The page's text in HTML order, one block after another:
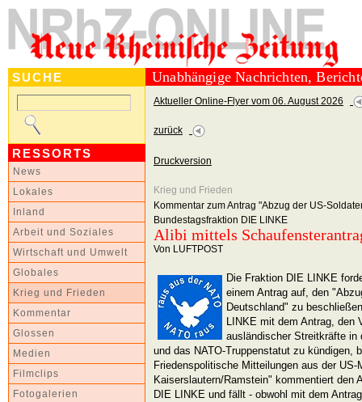
SUCHE
RESSORTS
News
Lokales
Inland
Arbeit und Soziales
Wirtschaft und Umwelt
Globales
Krieg und Frieden
Kommentar
Glossen
Medien
Filmclips
Fotogalerien
Unabhängige Nachrichten,
Aktueller Online-Flyer vom 06. August 2026
zurück
Druckversion
Krieg und Frieden
Kommentar zum Antrag "Abzug der US-
Bundestagsfraktion DIE LINKE
Alibi mittels
Von LUFTPOST
Die Fraktion DIE LINKE
einem Antrag auf, den
Deutschland" zu
LINKE mit dem Antrag, den
ausländischer Streitkräfte in
und das NATO-Truppenstatut zu kündigen,
Friedenspolitische Mitteilungen aus der US-
Kaiserslautern/Ramstein" kommentiert den
DIE LINKE und fällt - obwohl mit dem